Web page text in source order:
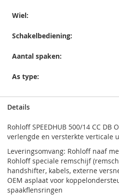
Wiel:
Schakelbediening:
Aantal spaken:
As type:
Details
Rohloff SPEEDHUB 500/14 CC DB
verlengde en versterkte verticale
Leveringsomvang: Rohloff naaf
Rohloff speciale remschijf
handshifter, kabels, externe
OEM asplaat voor
spaakflensringen